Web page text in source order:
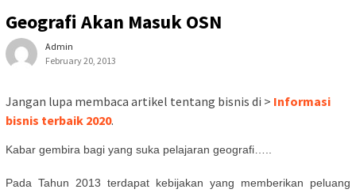
Geografi Akan Masuk OSN
Admin
February 20, 2013
Jangan lupa membaca artikel tentang bisnis di > Informasi
bisnis terbaik 2020.
Kabar gembira bagi yang suka pelajaran geografi…..
Pada Tahun 2013 terdapat kebijakan yang memberikan peluang